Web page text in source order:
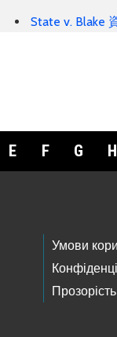
State v. Blake
E F G H
Умови